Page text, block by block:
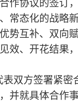
作协议的签订
常态化的战略
势互补、双向
效、开花结果
双方签署紧
并就具体合作